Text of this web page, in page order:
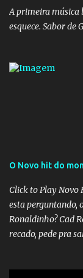
A primeira música
esquece. Sabor de
O Novo hit do
Click to Play Novo
esta perguntando,
Ronaldinho? Cad
recado, pede pra